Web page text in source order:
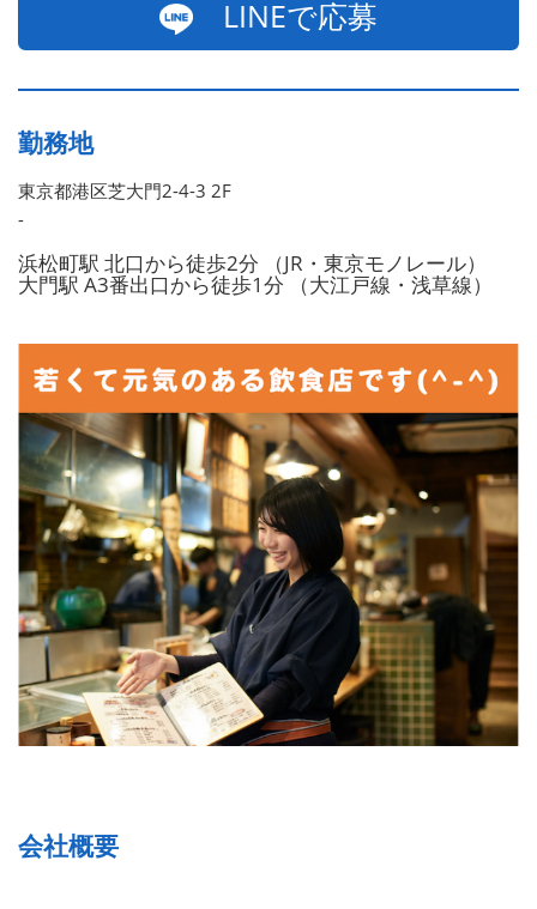
LINEで応募
勤務地
東京都港区芝大門2-4-3 2F
-
浜松町駅 北口から徒歩2分 （JR・東京モノレール）
大門駅 A3番出口から徒歩1分 （大江戸線・浅草線）
会社概要